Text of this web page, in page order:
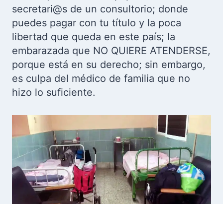
secretari@s de un consultorio; donde
puedes pagar con tu título y la poca
libertad que queda en este país; la
embarazada que NO QUIERE ATENDERSE,
porque está en su derecho; sin embargo,
es culpa del médico de familia que no
hizo lo suficiente.